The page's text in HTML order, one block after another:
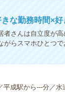
な勤務時間×好
さんは自立度が
らスマホひとつ
成駅から---分／